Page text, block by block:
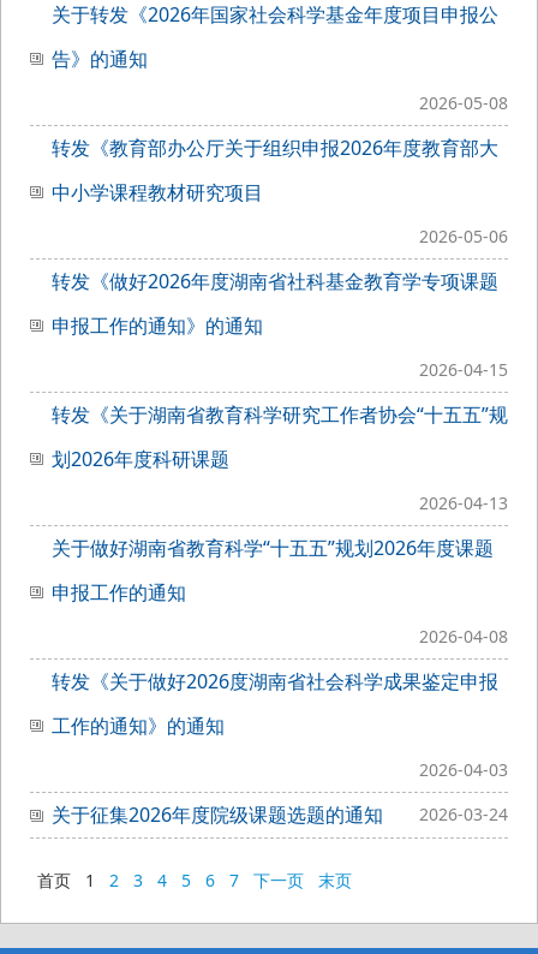
关于转发《2026年国家社会科学基金年度项目申报公
告》的通知
2026-05-08
转发《教育部办公厅关于组织申报2026年度教育部大
中小学课程教材研究项目
2026-05-06
转发《做好2026年度湖南省社科基金教育学专项课题
申报工作的通知》的通知
2026-04-15
转发《关于湖南省教育科学研究工作者协会“十五五”规
划2026年度科研课题
2026-04-13
关于做好湖南省教育科学“十五五”规划2026年度课题
申报工作的通知
2026-04-08
转发《关于做好2026度湖南省社会科学成果鉴定申报
工作的通知》的通知
2026-04-03
关于征集2026年度院级课题选题的通知 2026-03-24
首页 1 2 3 4 5 6 7 下一页 末页